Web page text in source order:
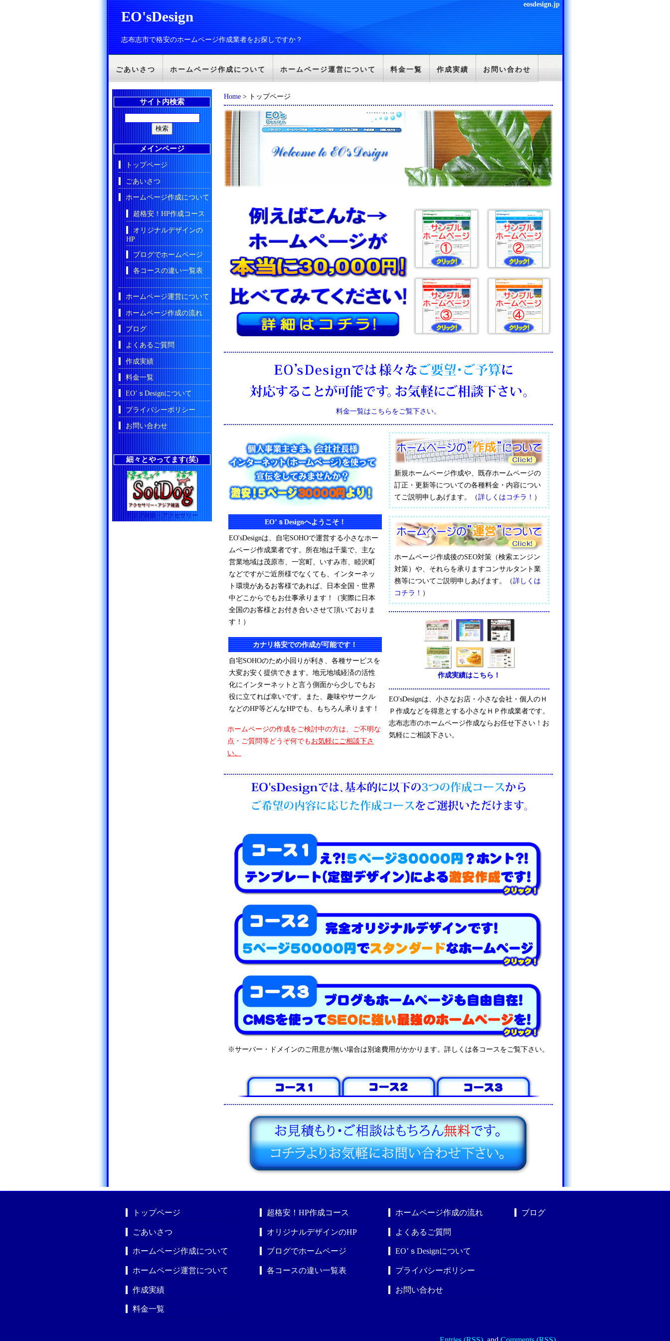
EO'sDesign
志布志市で格安のホームページ作成業者をお探しですか？
eosdesign.jp
ごあいさつ ホームページ作成について ホームページ運営について 料金一覧 作成実績 お問い合わせ
Home > トップページ
料金一覧はこちらをご覧下さい。
EO’ｓDesignへようこそ！
EO'sDesignは、自宅SOHOで運営する小さなホー
ムページ作成業者です。所在地は千葉で、主な
営業地域は茂原市、一宮町、いすみ市、睦沢町
などですがご近所様でなくても、インターネッ
ト環境があるお客様であれば、日本全国・世界
中どこからでもお仕事承ります！（実際に日本
全国のお客様とお付き合いさせて頂いておりま
す！）
カナリ格安での作成が可能です！
自宅SOHOのため小回りが利き、各種サービスを
大変お安く提供できます。地元地域経済の活性
化にインターネットと言う側面から少しでもお
役に立てれば幸いです。また、趣味やサークル
などのHP等どんなHPでも、もちろん承ります！
ホームページの作成をご検討中の方は、ご不明な
点・ご質問等どうぞ何でもお気軽にご相談下さ
い。
新規ホームページ作成や、既存ホームページの
訂正・更新等についての各種料金・内容につい
てご説明申しあげます。（詳しくはコチラ！ ）
ホームページ作成後のSEO対策（検索エンジン
対策）や、それらを承りますコンサルタント業
務等についてご説明申しあげます。（詳しくは
コチラ！ ）
作成実績はこちら！
EO'sDesignは、小さなお店・小さな会社・個人のＨ
Ｐ作成などを得意とする小さなＨＰ作成業者です。
志布志市のホームページ作成ならお任せ下さい！お
気軽にご相談下さい。
※サーバー・ドメインのご用意が無い場合は別途費用がかかります。詳しくは各コースをご覧下さい。
サイト内検索
メインページ
トップページ
ごあいさつ
ホームページ作成について
超格安！HP作成コース
オリジナルデザインの
HP
ブログでホームページ
各コースの違い一覧表
ホームページ運営について
ホームページ作成の流れ
ブログ
よくあるご質問
作成実績
料金一覧
EO’ｓDesignについて
プライバシーポリシー
お問い合わせ
細々とやってます(笑)
アジア雑貨・アクセサリー
トップページ
ごあいさつ
ホームページ作成について
ホームページ運営について
作成実績
料金一覧
超格安！HP作成コース
オリジナルデザインのHP
ブログでホームページ
各コースの違い一覧表
ホームページ作成の流れ
よくあるご質問
EO’ｓDesignについて
プライバシーポリシー
お問い合わせ
ブログ